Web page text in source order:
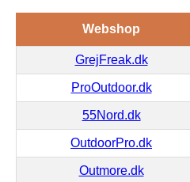
Webshop
GrejFreak.dk
ProOutdoor.dk
55Nord.dk
OutdoorPro.dk
Outmore.dk